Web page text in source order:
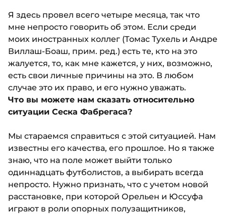
Я здесь провел всего четыре месяца, так что
мне непросто говорить об этом. Если среди
моих иностранных коллег (Томас Тухель и Андре
Виллаш-Боаш, прим. ред.) есть те, кто на это
жалуется, то, как мне кажется, у них, возможно,
есть свои личные причины на это. В любом
случае это их право, и его нужно уважать.
Что вы можете нам сказать относительно
ситуации Сеска Фабрегаса?
Мы стараемся справиться с этой ситуацией. Нам
известны его качества, его прошлое. Но я также
знаю, что на поле может выйти только
одиннадцать футболистов, а выбирать всегда
непросто. Нужно признать, что с учетом новой
расстановке, при которой Орельен и Юссуфа
играют в роли опорных полузащитников,